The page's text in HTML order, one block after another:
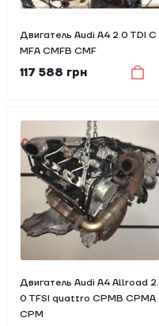
Двигатель Audi A4 2.0 TDI C
MFA CMFB CMF
117 588 грн
Двигатель Audi A4 Allroad 2.
0 TFSI quattro CPMB CPMA
CPM